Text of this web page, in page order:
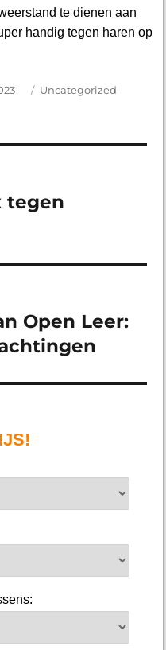
te dienen aan
handig tegen haren op
Categorieën
Uncategorized
tegen
Open Leer: